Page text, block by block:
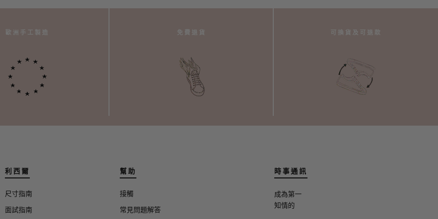
歐洲手工製造 免費退貨 可換貨及可退款
利西爾
尺寸指南
面試指南
幫助
接觸
常見問題解答
時事通訊
成為第一
知情的